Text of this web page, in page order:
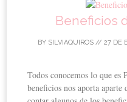
Beneficios
BY SILVIAQUIROS // 27 DE
Todos conocemos lo que es
beneficios nos aporta